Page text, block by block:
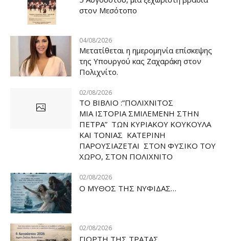
στον Μεσότοπο
04/08/2026
Μετατίθεται η ημερομηνία επίσκεψης
της Υπουργού κας Ζαχαράκη στον
Πολιχνίτο.
02/08/2026
ΤΟ ΒΙΒΛΙΟ :”ΠΟΛΙΧΝΙΤΟΣ
ΜΙΑ ΙΣΤΟΡΙΑ ΣΜΙΛΕΜΕΝΗ ΣΤΗΝ
ΠΕΤΡΑ” ΤΩΝ ΚΥΡΙΑΚΟΥ ΚΟΥΚΟΥΛΑ
ΚΑΙ ΤΟΝΙΑΣ ΚΑΤΕΡΙΝΗ
ΠΑΡΟΥΣΙΑΖΕΤΑΙ ΣΤΟΝ ΦΥΣΙΚΟ ΤOY
ΧΩΡΟ, ΣΤΟΝ ΠΟΛΙΧΝΙΤΟ
02/08/2026
Ο ΜΥΘΟΣ ΤΗΣ ΝΥΦΙΔΑΣ…
02/08/2026
ΓΙΟΡΤΗ ΤΗΣ ΤΡΑΤΑΣ